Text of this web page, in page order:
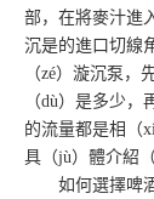
部，在將麥汁進
沉是的進口切線
（zé）漩沉泵
（dù）是多少
的流量都是相（
具（jù）體介紹（
如何選擇啤酒